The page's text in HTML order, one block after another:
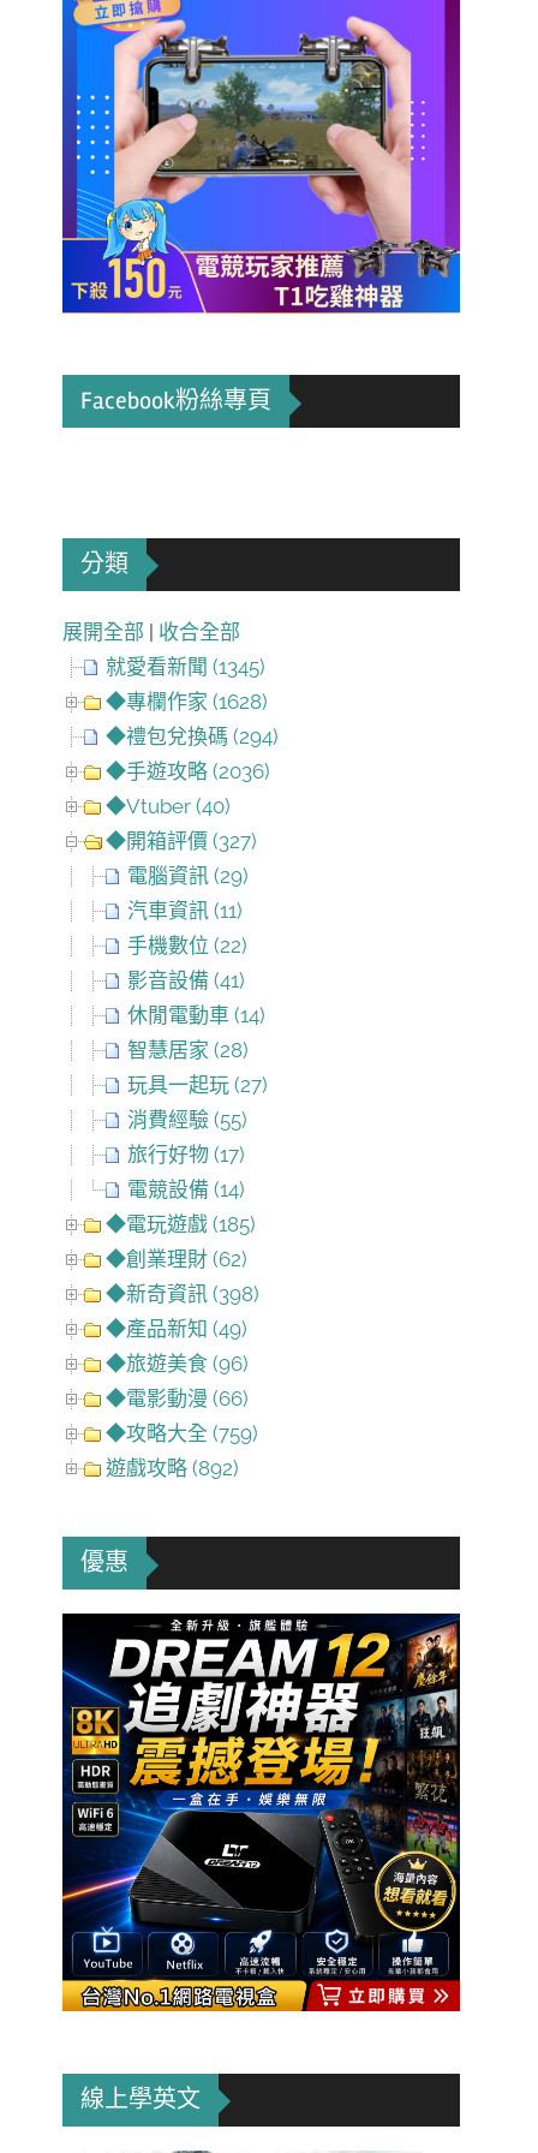
Facebook粉絲專頁
分類
展開全部 | 收合全部
就愛看新聞 (1345)
◆專欄作家 (1628)
◆禮包兌換碼 (294)
◆手遊攻略 (2036)
◆Vtuber (40)
◆開箱評價 (327)
電腦資訊 (29)
汽車資訊 (11)
手機數位 (22)
影音設備 (41)
休閒電動車 (14)
智慧居家 (28)
玩具一起玩 (27)
消費經驗 (55)
旅行好物 (17)
電競設備 (14)
◆電玩遊戲 (185)
◆創業理財 (62)
◆新奇資訊 (398)
◆產品新知 (49)
◆旅遊美食 (96)
◆電影動漫 (66)
◆攻略大全 (759)
遊戲攻略 (892)
優惠
線上學英文